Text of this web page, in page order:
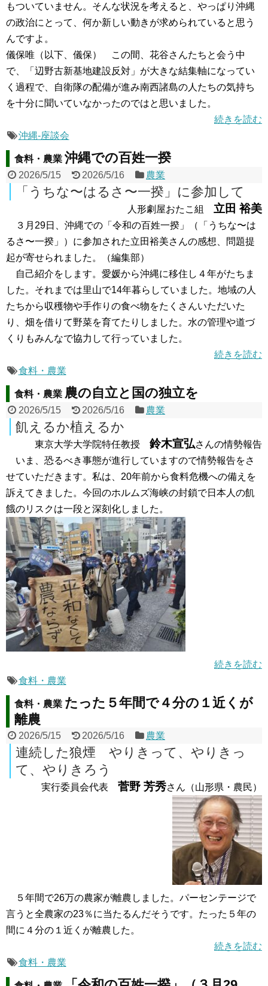
もついていません。そんな状況を考えると、やっぱり沖縄
の政治にとって、何か新しい動きが求められていると思う
んですよ。
儀保唯（以下、儀保） この間、花谷さんたちと会う中
で、「辺野古新基地建設反対」が大きな結集軸になってい
く過程で、自衛隊の配備が進み南西諸島の人たちの気持ち
を十分に聞いていなかったのではと思いました。
続きを読む
沖縄-座談会
食料・農業 沖縄での百姓一揆
2026/5/15 2026/5/16 農業
「うちな〜はるさ〜一揆」に参加して
人形劇屋おたこ組 立田 裕美
３月29日、沖縄での「令和の百姓一揆」（「うちな〜は
るさ〜一揆」）に参加された立田裕美さんの感想、問題提
起が寄せられました。（編集部）
自己紹介をします。愛媛から沖縄に移住し４年がたちま
した。それまでは里山で14年暮らしていました。地域の人
たちから収穫物や手作りの食べ物をたくさんいただいた
り、畑を借りて野菜を育てたりしました。水の管理や道づ
くりもみんなで協力して行っていました。
続きを読む
食料・農業
食料・農業 農の自立と国の独立を
2026/5/15 2026/5/16 農業
飢えるか植えるか
東京大学大学院特任教授 鈴木宣弘さんの情勢報告
いま、恐るべき事態が進行していますので情勢報告をさ
せていただきます。私は、20年前から食料危機への備えを
訴えてきました。今回のホルムズ海峡の封鎖で日本人の飢
餓のリスクは一段と深刻化しました。
続きを読む
食料・農業
食料・農業 たった５年間で４分の１近くが
離農
2026/5/15 2026/5/16 農業
連続した狼煙 やりきって、やりきっ
て、やりきろう
実行委員会代表 菅野 芳秀さん（山形県・農民）
５年間で26万の農家が離農しました。パーセンテージで
言うと全農家の23％に当たるんだそうです。たった５年の
間に４分の１近くが離農した。
続きを読む
食料・農業